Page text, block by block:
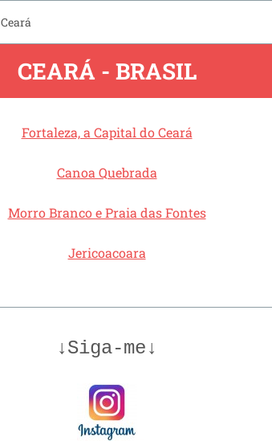
Ceará
CEARÁ - BRASIL
Fortaleza, a Capital do Ceará
Canoa Quebrada
Morro Branco e Praia das Fontes
Jericoacoara
↓Siga-me↓